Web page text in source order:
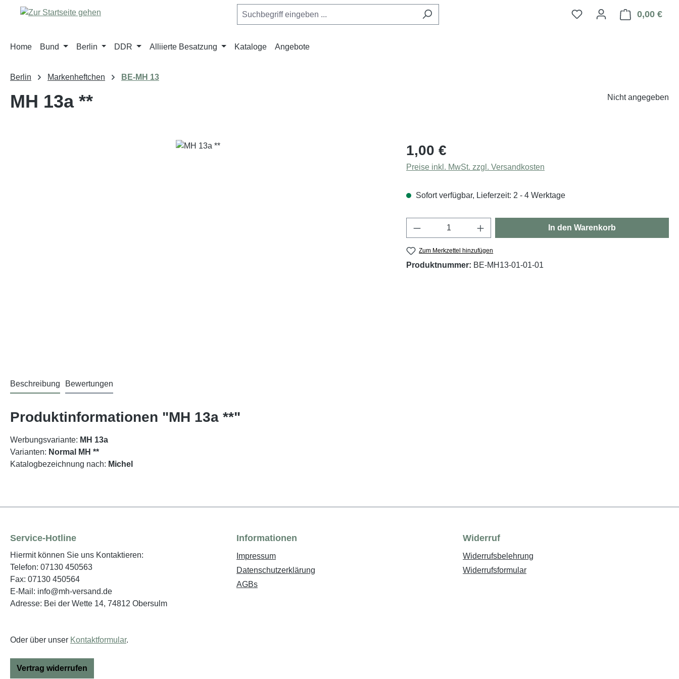
Hauptinhalt springen
Zur Suche springen
Zur Hauptnavigation springen 0,00 €
Home Bund Berlin DDR Alliierte Besatzung Kataloge Angebote
Berlin Markenheftchen BE-MH 13
MH 13a ** Nicht angegeben
Regulärer Preis:
1,00 €
Preise inkl. MwSt. zzgl. Versandkosten
Sofort verfügbar, Lieferzeit: 2 - 4 Werktage
Produkt Anzahl: Gib den gewünschten Wert ein
In den Warenkorb
Zum Merkzettel hinzufügen
Produktnummer: BE-MH13-01-01-01
Beschreibung Bewertungen
Produktinformationen "MH 13a **"
Werbungsvariante: MH 13a
Varianten: Normal MH **
Katalogbezeichnung nach: Michel
Service-Hotline
Hiermit können Sie uns Kontaktieren:
Telefon: 07130 450563
Fax: 07130 450564
E-Mail: info@mh-versand.de
Adresse: Bei der Wette 14, 74812 Obersulm
Oder über unser Kontaktformular.
Vertrag widerrufen
Informationen
Impressum
Datenschutzerklärung
AGBs
Widerruf
Widerrufsbelehrung
Widerrufsformular